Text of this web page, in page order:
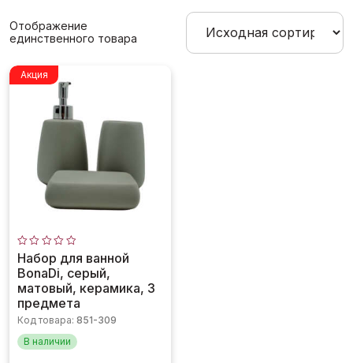
Отображение
единственного товара
Акция
Оценка
0
из
Набор для ванной
BonaDi, серый,
матовый, керамика, 3
предмета
Код товара: 851-309
В наличии